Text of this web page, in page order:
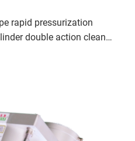
rapid pressurization
double action clean
oil 25-65 times/min 1-